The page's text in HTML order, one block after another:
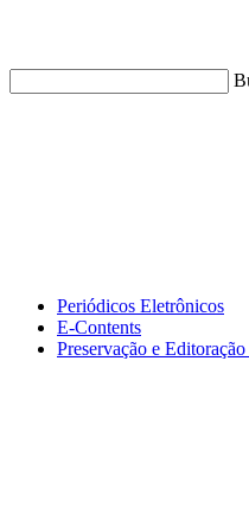
Periódicos Eletrônicos
E-Contents
Preservação e